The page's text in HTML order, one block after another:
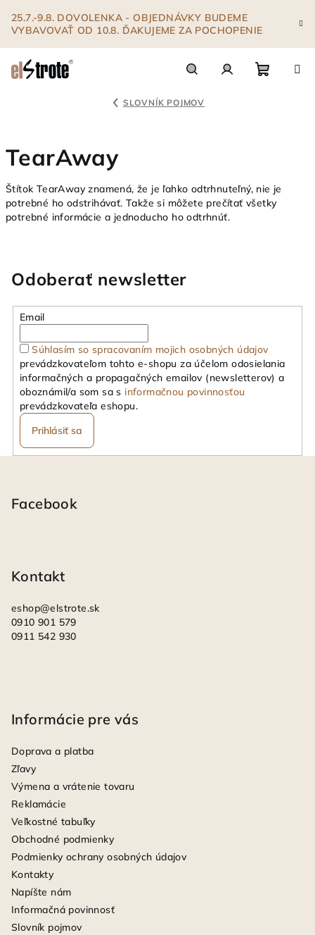
obsah
25.7.-9.8. DOVOLENKA - OBJEDNÁVKY BUDEME
VYBAVOVAŤ OD 10.8. ĎAKUJEME ZA POCHOPENIE
SLOVNÍK POJMOV
TearAway
Štítok TearAway znamená, že je ľahko odtrhnuteľný, nie je
potrebné ho odstrihávať. Takže si môžete prečítať všetky
potrebné informácie a jednoducho ho odtrhnúť.
Odoberať newsletter
Email
Súhlasím so spracovaním mojich osobných údajov
prevádzkovateľom tohto e-shopu za účelom odosielania
informačných a propagačných emailov (newsletterov) a
oboznámil/a som sa s informačnou povinnosťou
prevádzkovateľa eshopu.
Prihlásiť sa
Facebook
Kontakt
eshop@elstrote.sk
0910 901 579
0911 542 930
Informácie pre vás
Doprava a platba
Zľavy
Výmena a vrátenie tovaru
Reklamácie
Veľkostné tabuľky
Obchodné podmienky
Podmienky ochrany osobných údajov
Kontakty
Napíšte nám
Informačná povinnosť
Slovník pojmov